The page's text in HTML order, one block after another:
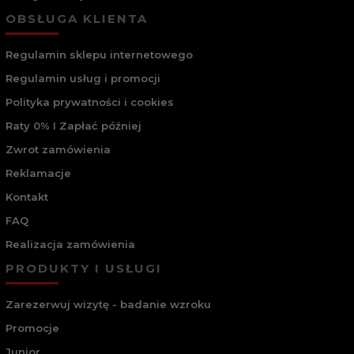
służyć latami. Warto więc spojrzeć na kupno tych okularów jak
na inwestycje – w stylowy wygląd oraz doskonałą ochronę oczu
Duży wybór okularów przeciwsłonecznych
przekonać się, że okulary przeciwsłoneczne Ray-Ban dla
mężczyzn są bardzo różnorodną grupą oprawek. Występują w
niej:
Okulary o różnych kształtach
oraz nieregularne, łączące w sobie cechy okularów różnych
Okulary z różnych materiałów
metalowe i z tworzywa sztucznego. Dzięki temu w ofercie
producenta idealną parę znajdzie zarówno zwolennik lekkiej,
wąskiej oprawki, jak i pełnej, pozbawionej ruchomych
Okulary w wielu kolorach
ale także jaśniejszych: złocie i srebrze, bardzo modnym od wielu
sezonów.
Z różnymi rodzajami soczewek
przeciwsłoneczne Ray-Ban niejedno mają imię. Widać to
doskonale w mnogości dostępnych rodzajów soczewek. To nie
tylko zwykłe szkła z filtrami UV, ale również wzbogacane
dodatkowymi powłokami: lustrzaną, polaryzacyjną,
OBSŁUGA KLIENTA
Regulamin sklepu internetowego
Regulamin usług i promocji
Polityka prywatności i cookies
Raty 0% I Zapłać później
Zwrot zamówienia
Reklamacje
Kontakt
FAQ
Realizacja zamówienia
PRODUKTY I USŁUGI
Zarezerwuj wizytę - badanie wzroku
Promocje